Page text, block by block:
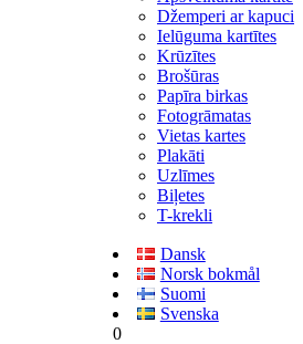
Džemperi ar kapuci
Ielūguma kartītes
Krūzītes
Brošūras
Papīra birkas
Fotogrāmatas
Vietas kartes
Plakāti
Uzlīmes
Biļetes
T-krekli
Dansk
Norsk bokmål
Suomi
Svenska
0